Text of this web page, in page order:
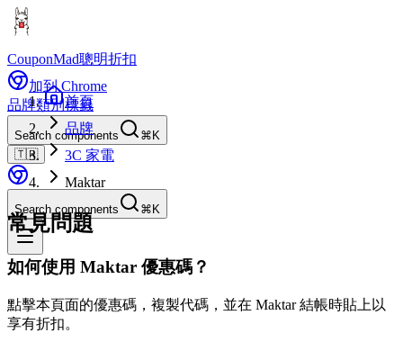
CouponMad聰明折扣
加到 Chrome
品牌類別標籤
Search components
⌘K
🇹🇼
Search components ⌘K
首頁
品牌
3C 家電
Maktar
常見問題
如何使用 Maktar 優惠碼？
點擊本頁面的優惠碼，複製代碼，並在 Maktar 結帳時貼上以
享有折扣。